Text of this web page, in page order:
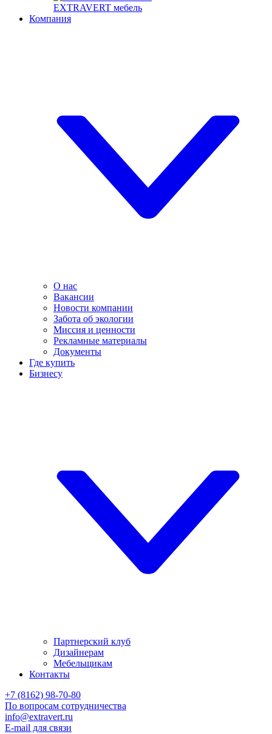
EXTRAVERT мебель
Компания
О нас
Вакансии
Новости компании
Забота об экологии
Миссия и ценности
Рекламные материалы
Документы
Где купить
Бизнесу
Партнерский клуб
Дизайнерам
Мебельщикам
Контакты
+7 (8162) 98-70-80
По вопросам сотрудничества
info@extravert.ru
E-mail для связи